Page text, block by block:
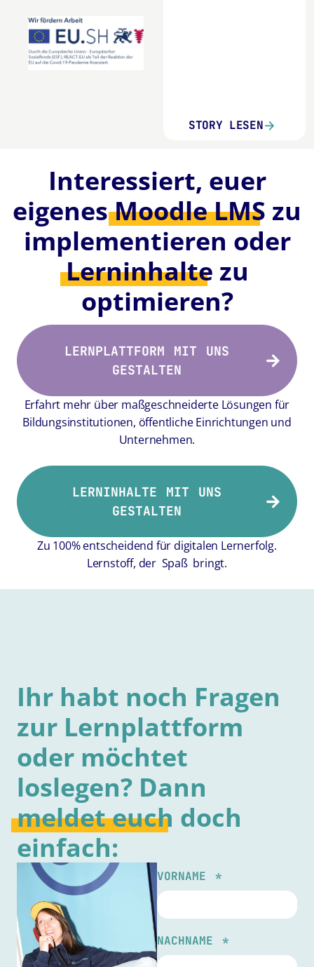
STORY LESEN
Interessiert, euer
eigenesMoodle LMS zu
implementieren oder
Lerninhalte zu
optimieren?
LERNPLATTFORM MIT UNS
GESTALTEN
Erfahrt mehr über maßgeschneiderte Lösungen für
Bildungsinstitutionen, öffentliche Einrichtungen und
Unternehmen.
LERNINHALTE MIT UNS
GESTALTEN
Zu 100% entscheidend für digitalen Lernerfolg.
Lernstoff, der Spaß bringt.
Ihr habt noch Fragen
zur Lernplattform
oder möchtet
loslegen? Dann
meldeteuch doch
einfach:
VORNAME
NACHNAME